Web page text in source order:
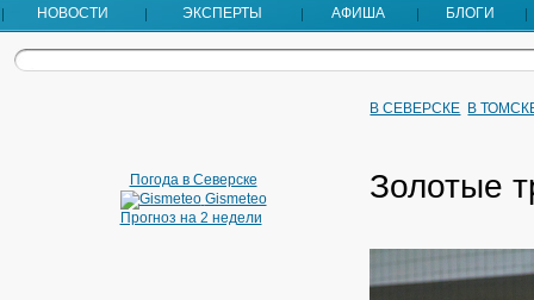
НОВОСТИ ЭКСПЕРТЫ АФИША БЛОГИ
Погода в Северске
Gismeteo
Прогноз на 2 недели
В СЕВЕРСКЕ В
Золотые